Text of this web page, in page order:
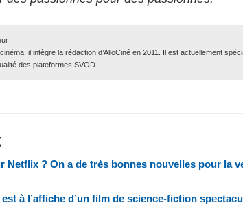
il intègre la rédaction d’AlloCiné en 2011. Il est actuellement
des plateformes SVOD.
Netflix ? On a de très bonnes nouvelles pour la
à l’affiche d’un film de science-fiction